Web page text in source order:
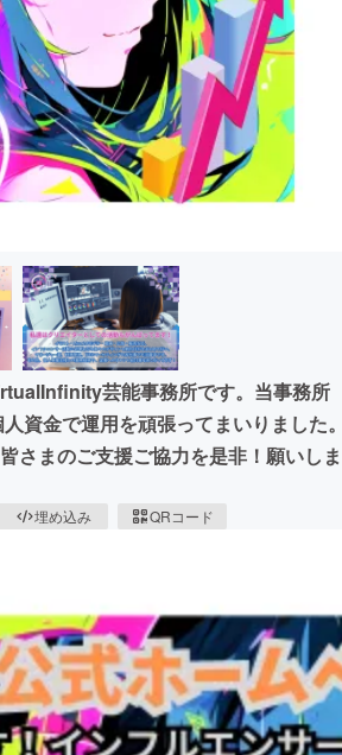
CAMPFIRE for Social Good
CAMPFIREふるさと納税machi-ya
芸能事務所です。当事務所
資金で運用を頑張ってまいりました。
さまのご支援ご協力を是非！願いしま
埋め込み QRコード